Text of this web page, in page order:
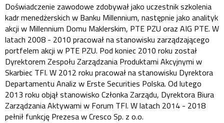
Doświadczenie zawodowe zdobywał jako uczestnik szkolenia
kadr menedżerskich w Banku Millennium, następnie jako analityk
akcji w Millennium Domu Maklerskim, PTE PZU oraz AIG PTE. W
latach 2008 - 2010 pracował na stanowisku zarządzającego
portfelem akcji w PTE PZU. Pod koniec 2010 roku został
Dyrektorem Zespołu Zarządzania Produktami Akcyjnymi w
Skarbiec TFI. W 2012 roku pracował na stanowisku Dyrektora
Departamentu Analiz w Erste Securities Polska. Od lutego
2013 roku objął stanowisko Członka Zarządu, Dyrektora Biura
Zarządzania Aktywami w Forum TFI. W latach 2014 - 2018
pełnił funkcję Prezesa w Cresco Sp. z o.o.